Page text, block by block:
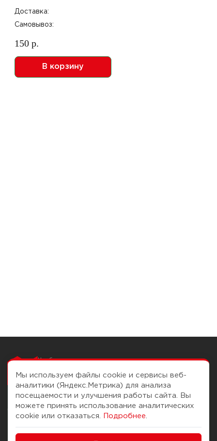
Доставка:
Самовывоз:
150 р.
В корзину
Чтобы вам легко
О компании
История Компании
Помощь
Доставка и оплата
Мы используем файлы cookie и сервисы веб-
аналитики (Яндекс.Метрика) для анализа
посещаемости и улучшения работы сайта. Вы
можете принять использование аналитических
cookie или отказаться.
Подробнее